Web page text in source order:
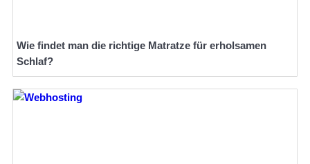
Wie findet man die richtige Matratze für erholsamen
Schlaf?